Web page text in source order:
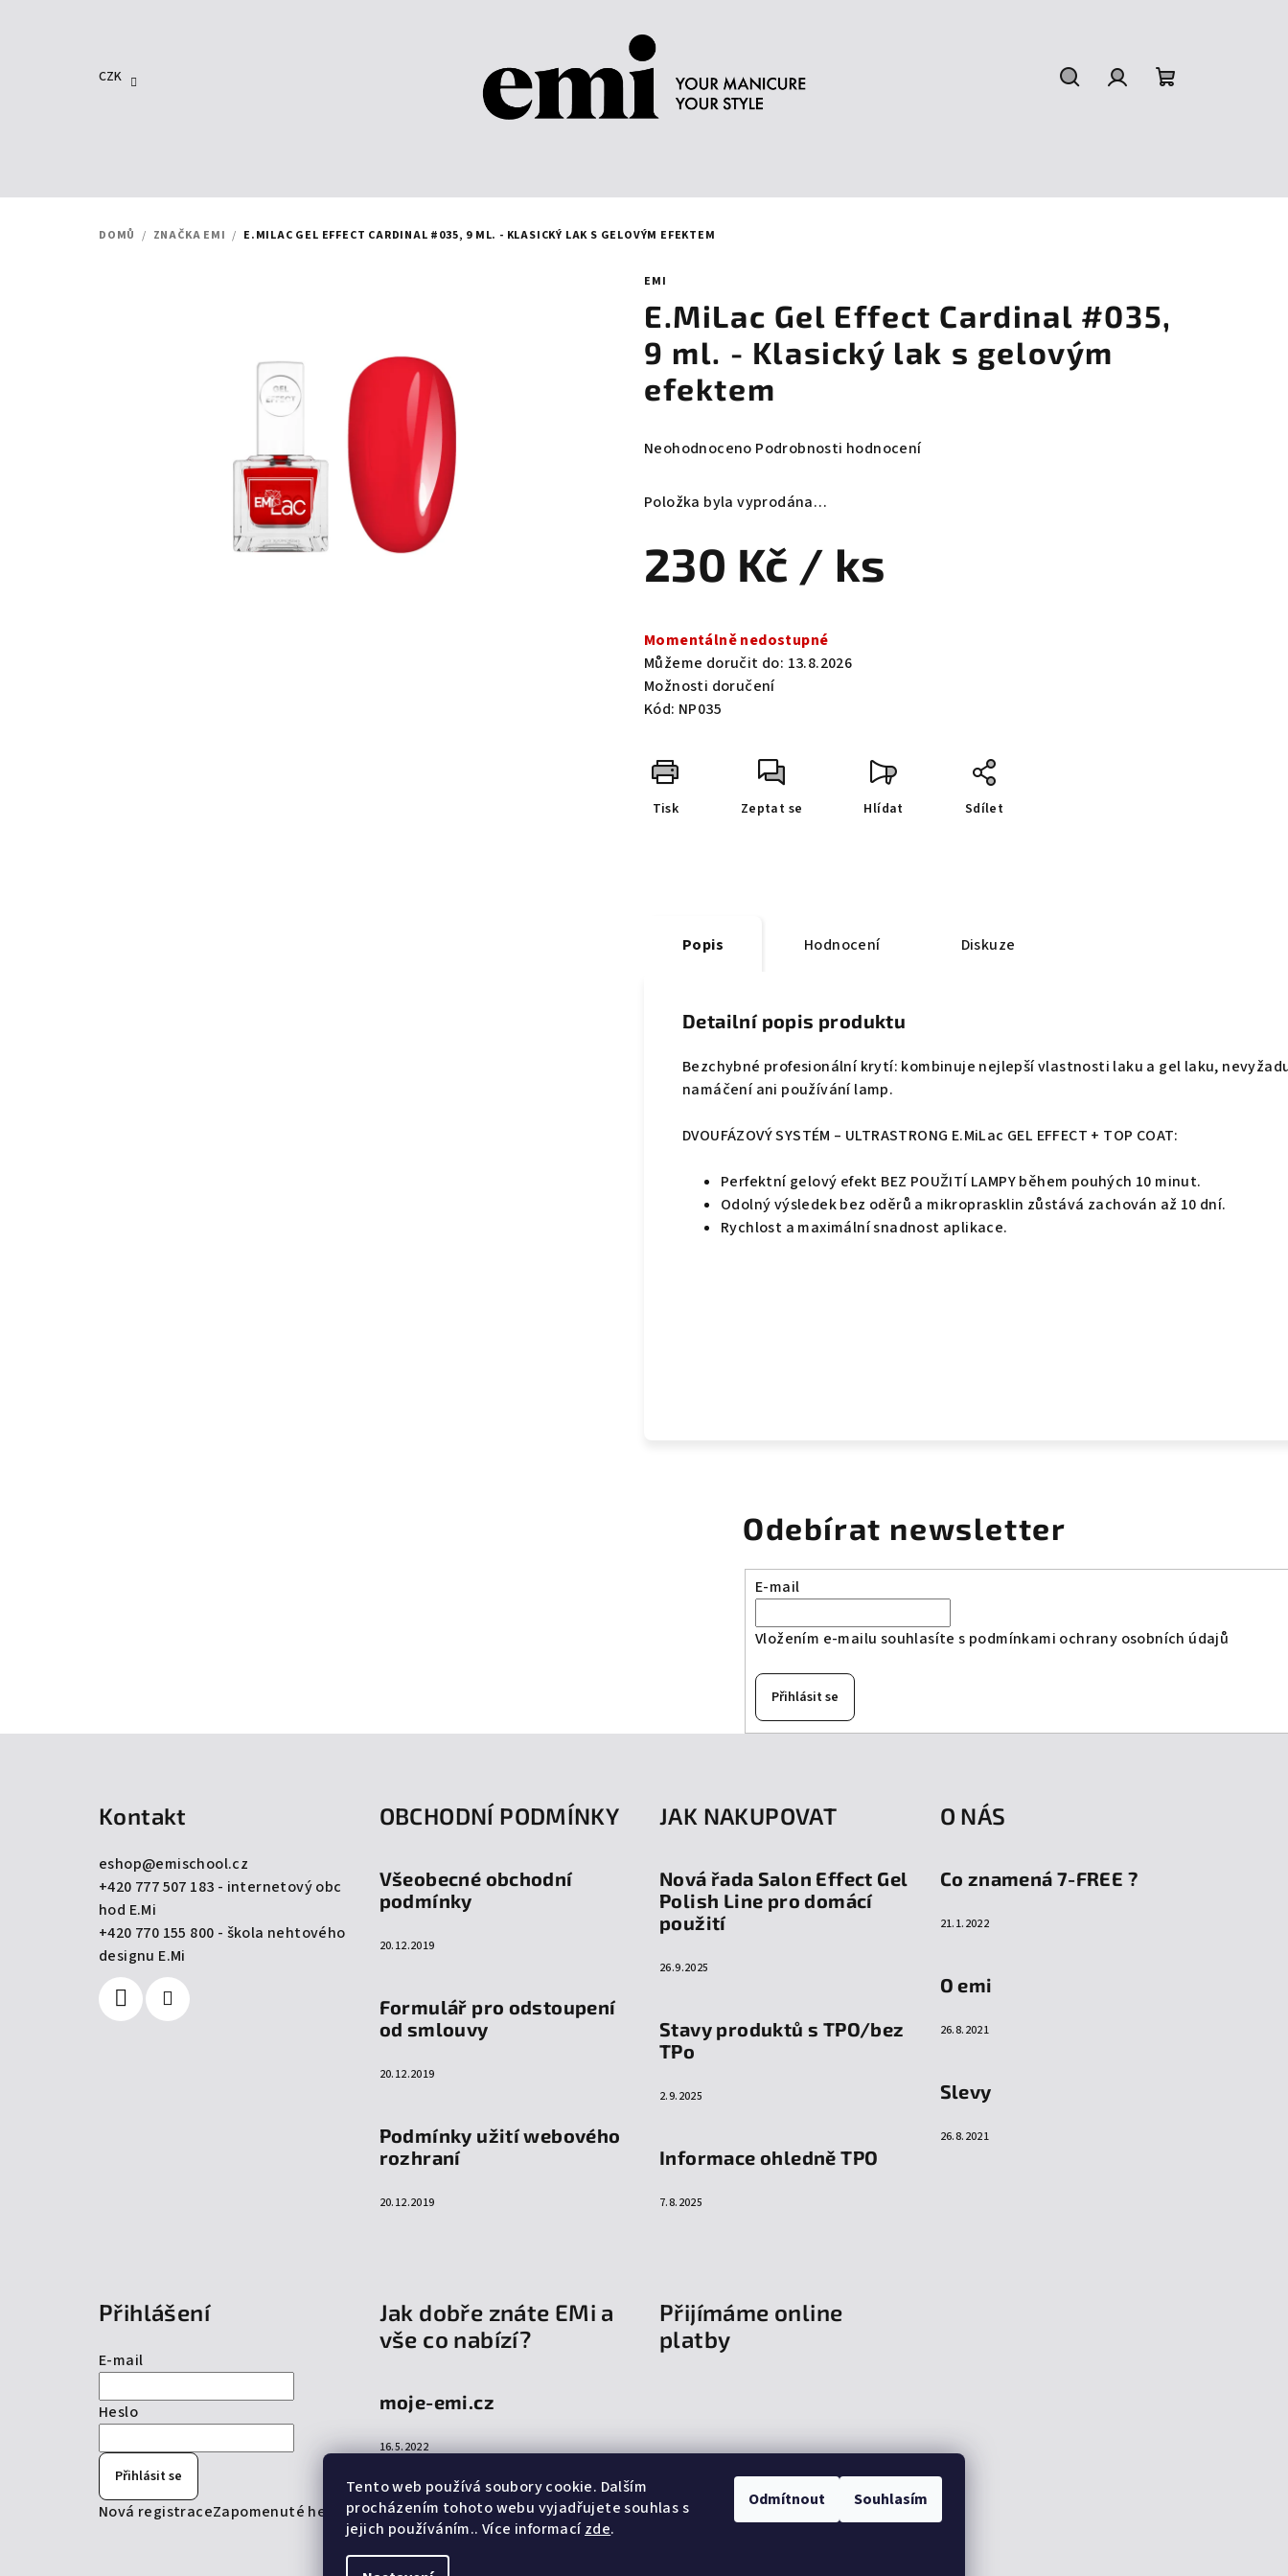
Tento web používá soubory cookie. Dalším
procházením tohoto webu vyjadřujete souhlas s
jejich používáním.. Více informacízde.
Odmítnout Souhlasím
CZK
DOMŮ / ZNAČKA EMI / E.MILAC GEL EFFECT CARDINAL #035, 9 ML. - KLASICKÝ LAK S GELOVÝM EFEKTEM
EMI
E.MiLac Gel Effect Cardinal #035,
9 ml. - Klasický lak s gelovým
efektem
Průměrné
produktu
z
5
Neohodnoceno Podrobnosti hodnocení
Položka byla vyprodána…
230 Kč / ks
cena:
Momentálně nedostupné
Můžeme doručit do: 13.8.2026
Možnosti doručení
Kód: NP035
Tisk Zeptat se Hlídat Sdílet
Popis Hodnocení Diskuze
Detailní popis produktu
Bezchybné profesionální krytí: kombinuje nejlepší vlastnosti laku a gel laku,
namáčení ani používání lamp.
DVOUFÁZOVÝ SYSTÉM – ULTRASTRONG E.MiLac GEL EFFECT + TOP COAT:
Perfektní gelový efekt BEZ POUŽITÍ LAMPY během pouhých 10 minut.
Odolný výsledek bez oděrů a mikroprasklin zůstává zachován až 10 dní.
Rychlost a maximální snadnost aplikace.
Odebírat newsletter
E-mail
Vložením e-mailu souhlasíte s podmínkami ochrany osobních údajů
Přihlásit se
Kontakt
eshop@emischool.cz
+420 777 507 183 - internetový obc
hod E.Mi
+420 770 155 800 - škola nehtového
designu E.Mi
OBCHODNÍ PODMÍNKY
Všeobecné obchodní
podmínky
20.12.2019
Formulář pro odstoupení
od smlouvy
20.12.2019
Podmínky užití webového
rozhraní
20.12.2019
JAK NAKUPOVAT
Nová řada Salon Effect Gel
Polish Line pro domácí
použití
26.9.2025
Stavy produktů s TPO/bez
TPo
2.9.2025
Informace ohledně TPO
7.8.2025
O NÁS
Co znamená 7-FREE ?
21.1.2022
O emi
26.8.2021
Slevy
26.8.2021
Přihlášení
E-mail
Heslo
Přihlásit se
Nová registraceZapomenuté heslo
Jak dobře znáte EMi a
vše co nabízí?
moje-emi.cz
16.5.2022
Přijímáme online
platby